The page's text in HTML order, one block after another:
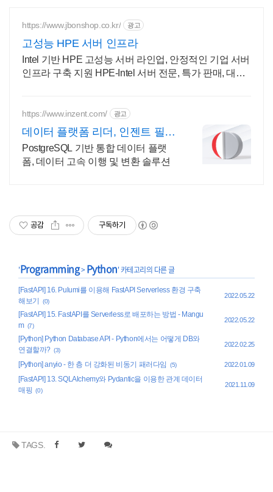
https://www.jbonshop.co.kr/ 광고
고성능 HPE 서버 인프라
Intel 기반 HPE 고성능 서버 라인업, 안정적인 기업 서버
인프라 구축 지원 HPE-Intel 서버 전문, 특가 판매, 대량
https://www.inzent.com/ 광고
데이터 플랫폼 리더, 인젠트 필수
기능 통합 제공
PostgreSQL 기반 통합 데이터 플랫
폼, 데이터 고속 이행 및 변환 솔루션
공감 구독하기
'Programming> Python' 카테고리의 다른 글
[FastAPI] 16. Pulumi를 이용해 FastAPI Serverless 환경 구축
해보기
(0)
2022.05.22
[FastAPI] 15. FastAPI를 Serverless로 배포하는 방법 - Mangu
m (7)
2022.05.22
[Python] Python Database API - Python에서는 어떻게 DB와
연결할까? (3)
2022.02.25
[Python] anyio - 한 층 더 강화된 비동기 패러다임 (5) 2022.01.09
[FastAPI] 13. SQLAlchemy와 Pydantic을 이용한 관계 데이터
매핑 (0)
2021.11.09
TAGS.